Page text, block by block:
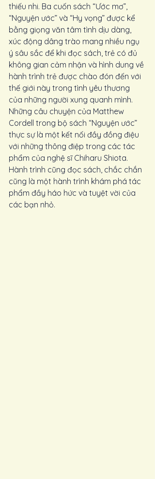
thiếu nhi. Ba cuốn sách “Ước mơ”,
“Nguyện ước” và “Hy vọng” được kể
bằng giọng văn tâm tình dịu dàng,
xúc động dâng trào mang nhiều ngụ
ý sâu sắc để khi đọc sách, trẻ có đủ
không gian cảm nhận và hình dung về
hành trình trẻ được chào đón đến với
thế giới này trong tình yêu thương
của những người xung quanh mình.
Những câu chuyện của Matthew
Cordell trong bộ sách “Nguyện ước”
thực sự là một kết nối đầy đồng điệu
với những thông điệp trong các tác
phẩm của nghệ sĩ Chiharu Shiota.
Hành trình cũng đọc sách, chắc chắn
cũng là một hành trình khám phá tác
phẩm đầy háo hức và tuyệt vời của
các bạn nhỏ.